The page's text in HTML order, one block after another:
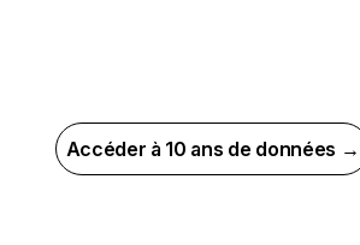
Accéder à 10 ans de données →